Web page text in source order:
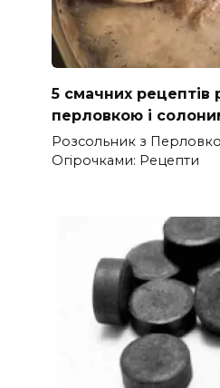
5 смачних рецептів
перловкою і
Розсольник з
Огірочками: Рецепти